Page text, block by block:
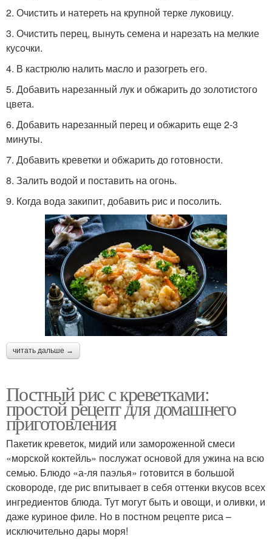
2. Очистить и натереть на крупной терке луковицу.
3. Очистить перец, вынуть семена и нарезать на мелкие
кусочки.
4. В кастрюлю налить масло и разогреть его.
5. Добавить нарезанный лук и обжарить до золотистого
цвета.
6. Добавить нарезанный перец и обжарить еще 2-3
минуты.
7. Добавить креветки и обжарить до готовности.
8. Залить водой и поставить на огонь.
9. Когда вода закипит, добавить рис и посолить.
читать дальше →
Постный рис с креветками:
простой рецепт для домашнего
приготовления
Пакетик креветок, мидий или замороженной смеси
«морской коктейль» послужат основой для ужина на всю
семью. Блюдо «а-ля паэлья» готовится в большой
сковороде, где рис впитывает в себя оттенки вкусов всех
ингредиентов блюда. Тут могут быть и овощи, и оливки, и
даже куриное филе. Но в постном рецепте риса –
исключительно дары моря!